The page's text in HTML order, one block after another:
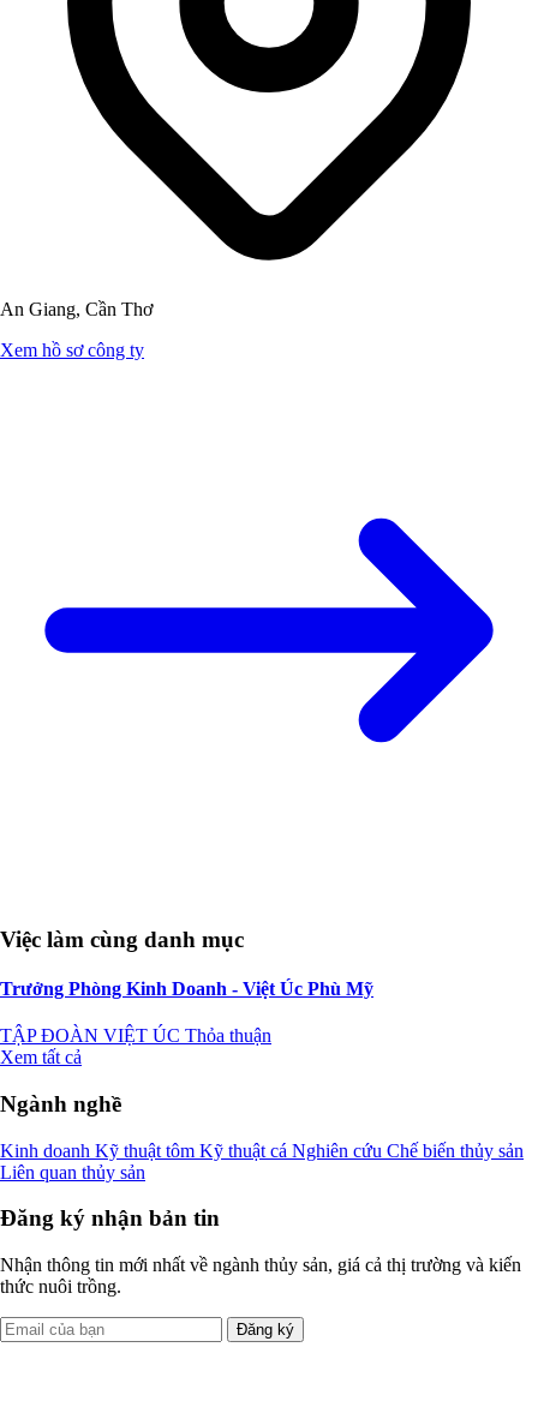
An Giang, Cần Thơ
Xem hồ sơ công ty
Việc làm cùng danh mục
Trưởng Phòng Kinh Doanh - Việt Úc Phù Mỹ
TẬP ĐOÀN VIỆT ÚC Thỏa thuận
Xem tất cả
Ngành nghề
Kinh doanh Kỹ thuật tôm Kỹ thuật cá Nghiên cứu Chế biến thủy sản
Liên quan thủy sản
Đăng ký nhận bản tin
Nhận thông tin mới nhất về ngành thủy sản, giá cả thị trường và kiến
thức nuôi trồng.
Đăng ký